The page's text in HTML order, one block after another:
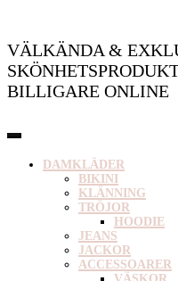
VÄLKÄNDA &
BILLIGARE ONLINE
DAMKLÄDER
BIKINI
KLÄNNING
TRÖJOR
HOODIE
JEANS
JACKOR
ACCESSOARER